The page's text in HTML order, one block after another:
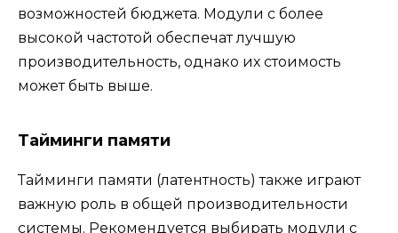
возможностей бюджета. Модули с более
высокой частотой обеспечат лучшую
производительность, однако их стоимость
может быть выше.
Тайминги памяти
Тайминги памяти (латентность) также играют
важную роль в общей производительности
системы. Рекомендуется выбирать модули с